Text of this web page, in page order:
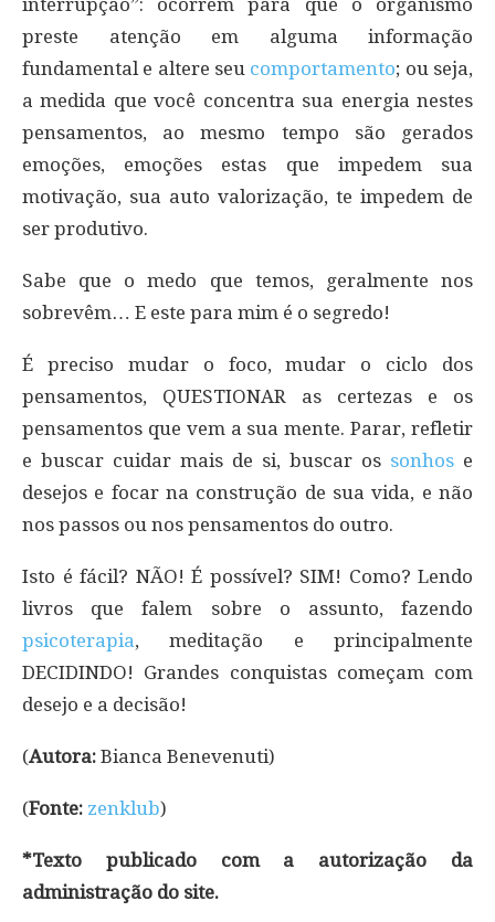
preste atenção em alguma informação
fundamental e altere seu comportamento; ou seja,
a medida que você concentra sua energia nestes
pensamentos, ao mesmo tempo são gerados
emoções, emoções estas que impedem sua
motivação, sua auto valorização, te impedem de
ser produtivo.
Sabe que o medo que temos, geralmente nos
sobrevêm… E este para mim é o segredo!
É preciso mudar o foco, mudar o ciclo dos
pensamentos, QUESTIONAR as certezas e os
pensamentos que vem a sua mente. Parar, refletir
e buscar cuidar mais de si, buscar os sonhos e
desejos e focar na construção de sua vida, e não
nos passos ou nos pensamentos do outro.
Isto é fácil? NÃO! É possível? SIM! Como? Lendo
livros que falem sobre o assunto, fazendo
psicoterapia, meditação e principalmente
DECIDINDO! Grandes conquistas começam com
desejo e a decisão!
(Autora: Bianca Benevenuti)
(Fonte: zenklub)
*Texto publicado com a autorização da
administração do site.